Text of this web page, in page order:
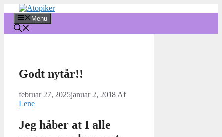
indhold
Menu
Godt nytår!!
februar 27, 2025januar 2, 2018 Af
Lene
Jeg håber at I alle